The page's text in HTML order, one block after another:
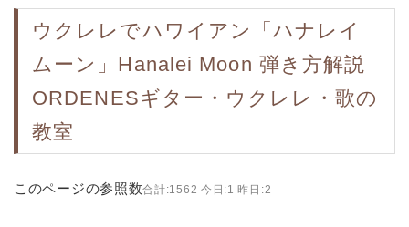
ウクレレでハワイアン「ハナレイ
ムーン」Hanalei Moon 弾き方解説
ORDENESギター・ウクレレ・歌の
教室
このページの参照数合計:1562 今日:1 昨日:2